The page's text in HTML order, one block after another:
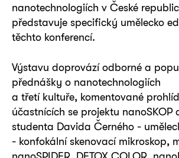
nanotechnologiích v České
představuje specifický umělecko
těchto konferencí.
Výstavu doprovází odborné a
přednášky o nanotechnologiích
a třetí kultuře, komentované
účastnících se projektu nanoSKOP
studenta Davida Černého -
- konfokální skenovací mikroskop,